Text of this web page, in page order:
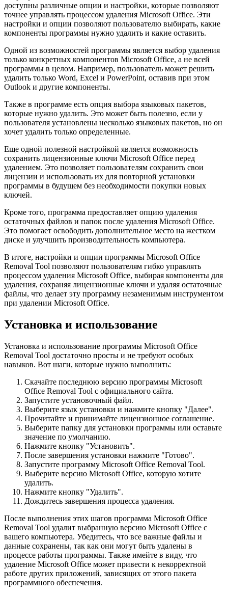
доступны различные опции и настройки, которые позволяют
точнее управлять процессом удаления Microsoft Office. Эти
настройки и опции позволяют пользователю выбирать, какие
компоненты программы нужно удалить и какие оставить.
Одной из возможностей программы является выбор удаления
только конкретных компонентов Microsoft Office, а не всей
программы в целом. Например, пользователь может решить
удалить только Word, Excel и PowerPoint, оставив при этом
Outlook и другие компоненты.
Также в программе есть опция выбора языковых пакетов,
которые нужно удалить. Это может быть полезно, если у
пользователя установлены несколько языковых пакетов, но он
хочет удалить только определенные.
Еще одной полезной настройкой является возможность
сохранить лицензионные ключи Microsoft Office перед
удалением. Это позволяет пользователям сохранить свои
лицензии и использовать их для повторной установки
программы в будущем без необходимости покупки новых
ключей.
Кроме того, программа предоставляет опцию удаления
остаточных файлов и папок после удаления Microsoft Office.
Это помогает освободить дополнительное место на жестком
диске и улучшить производительность компьютера.
В итоге, настройки и опции программы Microsoft Office
Removal Tool позволяют пользователям гибко управлять
процессом удаления Microsoft Office, выбирая компоненты для
удаления, сохраняя лицензионные ключи и удаляя остаточные
файлы, что делает эту программу незаменимым инструментом
при удалении Microsoft Office.
Установка и использование
Установка и использование программы Microsoft Office
Removal Tool достаточно просты и не требуют особых
навыков. Вот шаги, которые нужно выполнить:
Скачайте последнюю версию программы Microsoft
Office Removal Tool с официального сайта.
Запустите установочный файл.
Выберите язык установки и нажмите кнопку "Далее".
Прочитайте и принимайте лицензионное соглашение.
Выберите папку для установки программы или оставьте
значение по умолчанию.
Нажмите кнопку "Установить".
После завершения установки нажмите "Готово".
Запустите программу Microsoft Office Removal Tool.
Выберите версию Microsoft Office, которую хотите
удалить.
Нажмите кнопку "Удалить".
Дождитесь завершения процесса удаления.
После выполнения этих шагов программа Microsoft Office
Removal Tool удалит выбранную версию Microsoft Office с
вашего компьютера. Убедитесь, что все важные файлы и
данные сохранены, так как они могут быть удалены в
процессе работы программы. Также имейте в виду, что
удаление Microsoft Office может привести к некорректной
работе других приложений, зависящих от этого пакета
программного обеспечения.